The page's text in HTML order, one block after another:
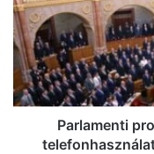
Tisza
megtiltaná
a
telefonhasználatot
az
országgyűlési
ülésekenParlamenti